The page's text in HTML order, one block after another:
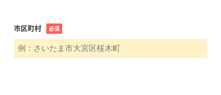
市区町村 必須